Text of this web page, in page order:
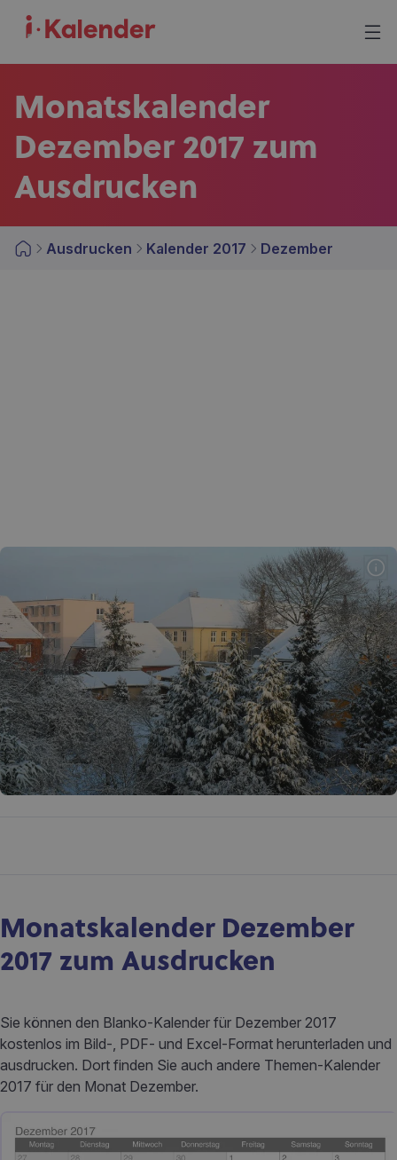
Monatskalender
Dezember 2017 zum
Ausdrucken
Ausdrucken Kalender 2017 Dezember
Monatskalender Dezember
2017 zum Ausdrucken
Sie können den Blanko-Kalender für Dezember 2017
kostenlos im Bild-, PDF- und Excel-Format herunterladen und
ausdrucken. Dort finden Sie auch andere Themen-Kalender
2017 für den Monat Dezember.